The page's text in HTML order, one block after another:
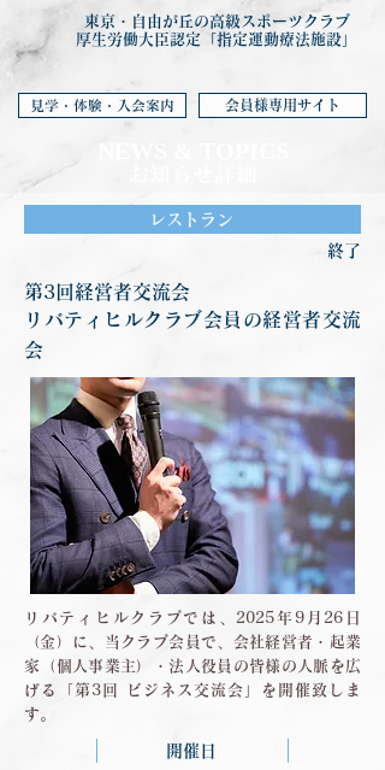
東京・自由が丘の高級スポーツクラブ
厚生労働大臣認定「指定運動療法施設」
見学・体験・入会案内 会員様専用サイト
レストラン
終了
第3回経営者交流会
リバティヒルクラブ会員の経営者交流
会
リバティヒルクラブでは、2025年9月26日
（金）に、当クラブ会員で、会社経営者・起業
家（個人事業主）・法人役員の皆様の人脈を広
げる「第3回 ビジネス交流会」を開催致しま
す。
開催日